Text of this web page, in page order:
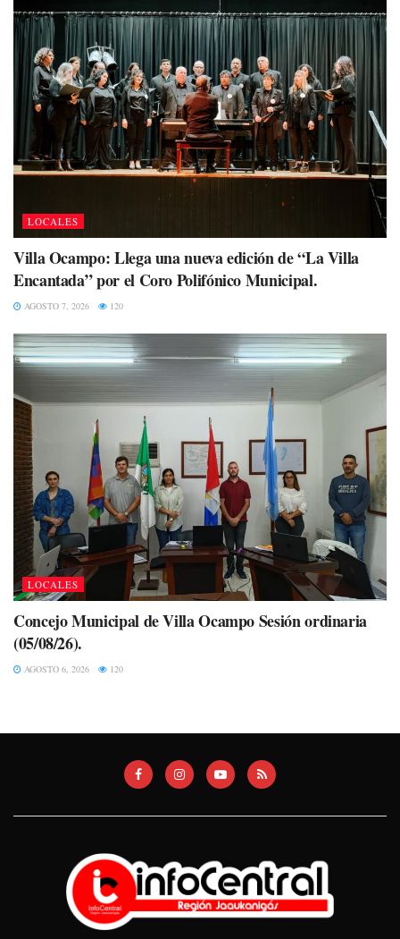
LOCALES
Villa Ocampo: Llega una nueva edición de “La Villa
Encantada” por el Coro Polifónico Municipal.
AGOSTO 7, 2026 120
LOCALES
Concejo Municipal de Villa Ocampo Sesión ordinaria
(05/08/26).
AGOSTO 6, 2026 120